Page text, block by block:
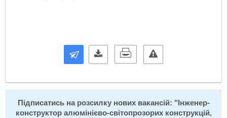
Підписатись на розсилку нових вакансій: " Інженер-
конструктор алюмінієво-світопрозорих конструкцій,